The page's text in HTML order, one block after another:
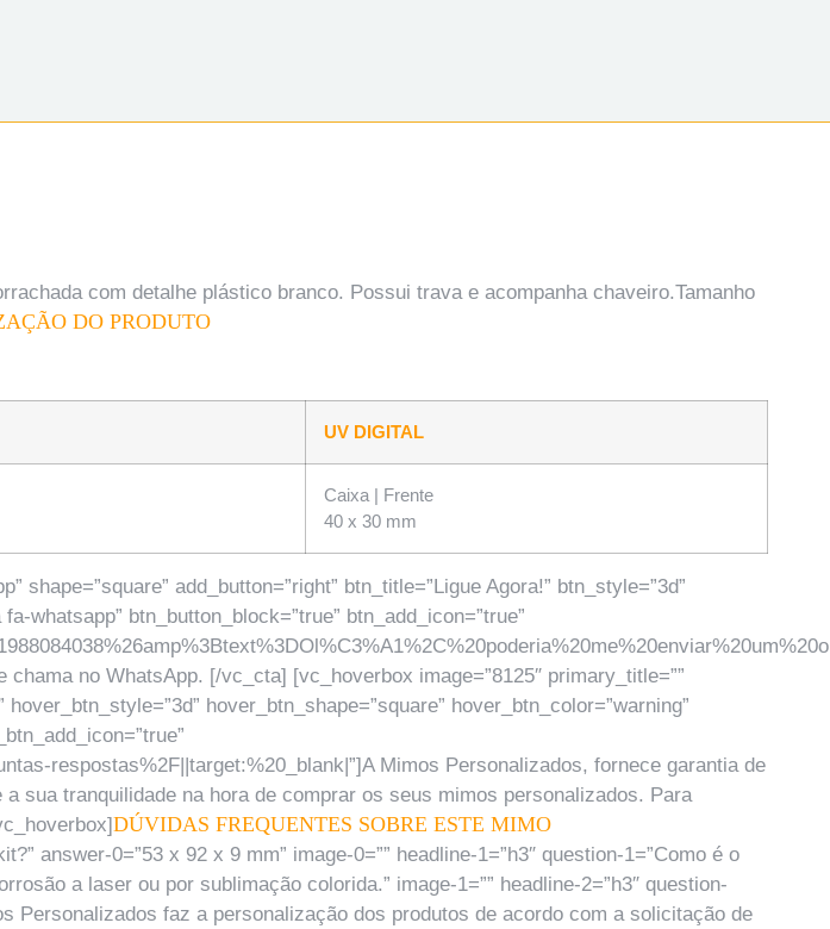
com detalhe plástico branco. Possui trava e acompanha chaveiro.Tamanho
DO PRODUTO
UV DIGITAL
Caixa | Frente
40 x 30 mm
add_button=”right” btn_title=”Ligue Agora!” btn_style=”3d”
whatsapp” btn_button_block=”true” btn_add_icon=”true”
no WhatsApp. [/vc_cta] [vc_hoverbox image=”8125″ primary_title=””
hover_btn_shape=”square” hover_btn_color=”warning”
respostas%2F||target:%20_blank|”]A Mimos Personalizados, fornece garantia de
sua tranquilidade na hora de comprar os seus mimos personalizados. Para
DÚVIDAS FREQUENTES SOBRE ESTE MIMO
answer-0=”53 x 92 x 9 mm” image-0=”” headline-1=”h3″ question-1=”Como é o
a laser ou por sublimação colorida.” image-1=”” headline-2=”h3″ question-
Personalizados faz a personalização dos produtos de acordo com a solicitação de